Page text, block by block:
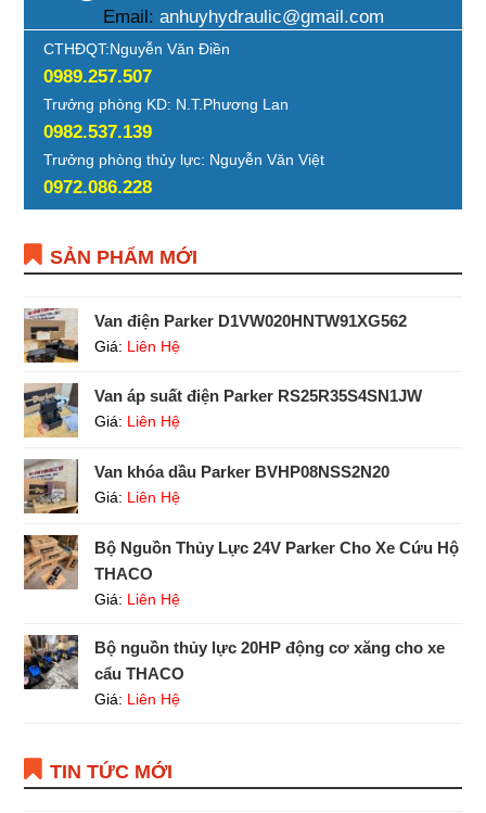
Email: anhuyhydraulic@gmail.com
CTHĐQT:Nguyễn Văn Điền
0989.257.507
Trưởng phòng KD: N.T.Phương Lan
0982.537.139
Trưởng phòng thủy lực: Nguyễn Văn Việt
0972.086.228
SẢN PHẨM MỚI
Van điện Parker D1VW020HNTW91XG562
Giá: Liên Hệ
Van áp suất điện Parker RS25R35S4SN1JW
Giá: Liên Hệ
Van khóa dầu Parker BVHP08NSS2N20
Giá: Liên Hệ
Bộ Nguồn Thủy Lực 24V Parker Cho Xe Cứu Hộ
THACO
Giá: Liên Hệ
Bộ nguồn thủy lực 20HP động cơ xăng cho xe
cẩu THACO
Giá: Liên Hệ
TIN TỨC MỚI